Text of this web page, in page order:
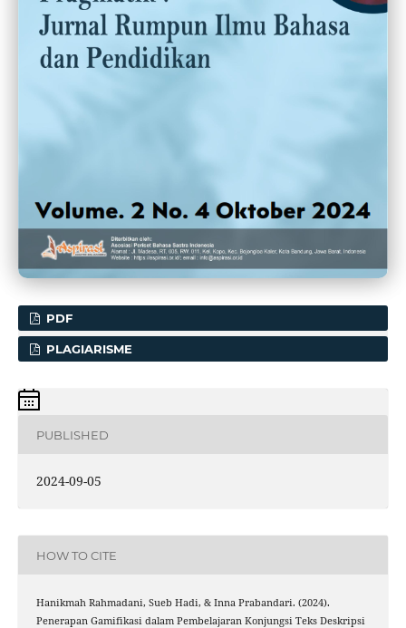
PDF
PLAGIARISME
PUBLISHED
2024-09-05
HOW TO CITE
Hanikmah Rahmadani, Sueb Hadi, & Inna Prabandari. (2024).
Penerapan Gamifikasi dalam Pembelajaran Konjungsi Teks Deskripsi